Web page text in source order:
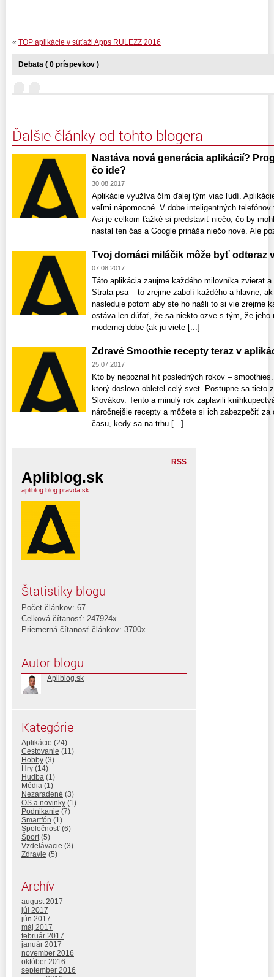
« TOP aplikácie v súťaži Apps RULEZZ 2016
Debata ( 0 príspevkov )
Ďalšie články od tohto blogera
Nastáva nová generácia aplikácií?
čo ide?
30.08.2017
Aplikácie využíva čím ďalej tým viac ľudí.
veľmi nápomocné. V dobe inteligentných
Asi je celkom ťažké si predstaviť niečo, čo by
nastal ten čas a Google prináša niečo nové. Ale
Tvoj domáci miláčik môže byť odteraz
07.08.2017
Táto aplikácia zaujme každého milovníka zvierat
Strata psa – to zrejme zabolí každého a hlavne,
nasleduje potom aby ste ho našli to si vie zrejme
ostáva len dúfať, že sa niekto ozve s tým, že jeho
modernej dobe (ak ju viete [...]
Zdravé Smoothie recepty teraz v
25.07.2017
Kto by nepoznal hit posledných rokov –
ktorý doslova obletel celý svet. Postupne sa tieto
Slovákov. Tento a minulý rok zaplavili
náročnejšie recepty a môžete si ich zabezpečiť za
času, kedy sa na trhu [...]
RSS
Apliblog.sk
apliblog.blog.pravda.sk
Štatistiky blogu
Počet článkov: 67
Celková čítanosť: 247924x
Priemerná čítanosť článkov: 3700x
Autor blogu
Apliblog.sk
Kategórie
Aplikácie (24)
Cestovanie (11)
Hobby (3)
Hry (14)
Hudba (1)
Média (1)
Nezaradené (3)
OS a novinky (1)
Podnikanie (7)
Smartfón (1)
Spoločnosť (6)
Šport(5)
Vzdelávacie (3)
Zdravie (5)
Archív
august 2017
júl 2017
jún 2017
máj 2017
február 2017
január 2017
november 2016
október 2016
september 2016